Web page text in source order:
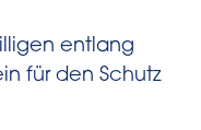
entlang
für den Schutz